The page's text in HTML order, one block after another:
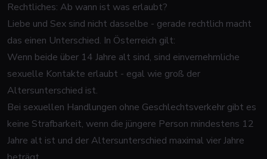
Rechtliches: Ab wann ist was erlaubt?
Liebe und Sex sind nicht dasselbe - gerade rechtlich macht
das einen Unterschied. In Österreich gilt:
Wenn beide über 14 Jahre alt sind, sind einvernehmliche
sexuelle Kontakte erlaubt - egal wie groß der
Altersunterschied ist.
Bei sexuellen Handlungen ohne Geschlechtsverkehr gibt es
keine Strafbarkeit, wenn die jüngere Person mindestens 12
Jahre alt ist und der Altersunterschied maximal vier Jahre